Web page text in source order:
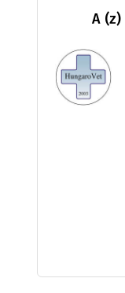
A (z)